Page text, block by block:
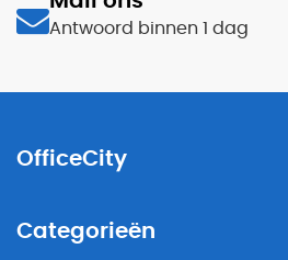
Antwoord binnen 1 dag
OfficeCity
Categorieën